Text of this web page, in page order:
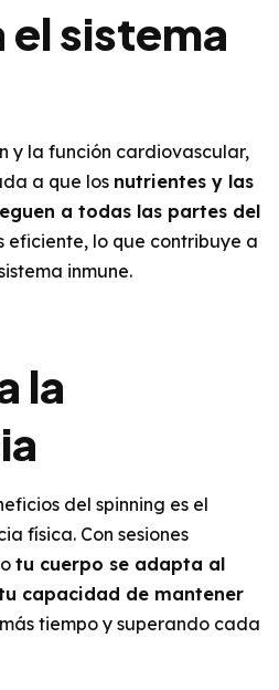
el sistema
y la función cardiovascular,
a que los nutrientes y las
a todas las partes del
eficiente, lo que contribuye a
inmune.
la
del spinning es el
física. Con sesiones
tu cuerpo se adapta al
capacidad de mantener
tiempo y superando cada